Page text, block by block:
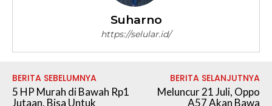
Suharno
https://selular.id/
BERITA SEBELUMNYA
5 HP Murah di Bawah Rp1
Jutaan, Bisa Untuk
BERITA SELANJUTNYA
Meluncur 21 Juli, Oppo
A57 Akan Bawa